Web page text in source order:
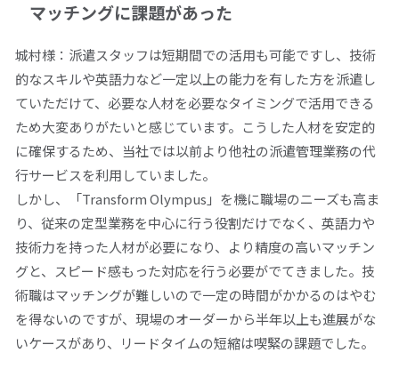
マッチングに課題があった
城村様：派遣スタッフは短期間での活用も可能ですし、技術
的なスキルや英語力など一定以上の能力を有した方を派遣し
ていただけて、必要な人材を必要なタイミングで活用できる
ため大変ありがたいと感じています。こうした人材を安定的
に確保するため、当社では以前より他社の派遣管理業務の代
行サービスを利用していました。
しかし、「Transform Olympus」を機に職場のニーズも高ま
り、従来の定型業務を中心に行う役割だけでなく、英語力や
技術力を持った人材が必要になり、より精度の高いマッチン
グと、スピード感もった対応を行う必要がでてきました。技
術職はマッチングが難しいので一定の時間がかかるのはやむ
を得ないのですが、現場のオーダーから半年以上も進展がな
いケースがあり、リードタイムの短縮は喫緊の課題でした。